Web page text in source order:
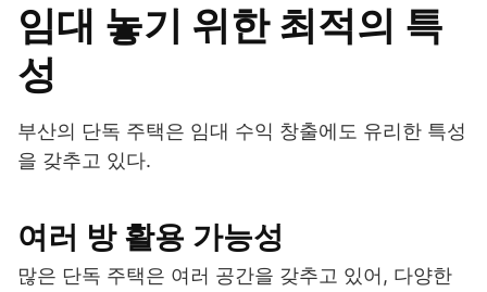
임대 놓기 위한 최적의 특
성
부산의 단독 주택은 임대 수익 창출에도 유리한 특성
을 갖추고 있다.
여러 방 활용 가능성
많은 단독 주택은 여러 공간을 갖추고 있어, 다양한